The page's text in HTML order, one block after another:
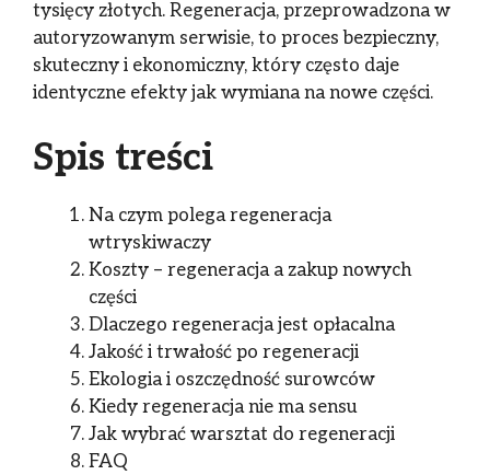
tysięcy złotych. Regeneracja, przeprowadzona w
autoryzowanym serwisie, to proces bezpieczny,
skuteczny i ekonomiczny, który często daje
identyczne efekty jak wymiana na nowe części.
Spis treści
Na czym polega regeneracja
wtryskiwaczy
Koszty – regeneracja a zakup nowych
części
Dlaczego regeneracja jest opłacalna
Jakość i trwałość po regeneracji
Ekologia i oszczędność surowców
Kiedy regeneracja nie ma sensu
Jak wybrać warsztat do regeneracji
FAQ